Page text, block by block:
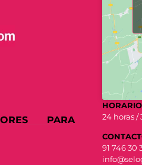
PARA
24 horas /
91 746 30